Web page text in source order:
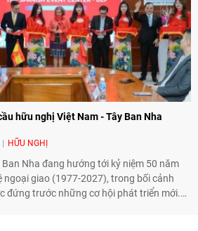
hữu nghị Việt Nam - Tây Ban Nha
HỮU NGHỊ
Ban Nha đang hướng tới kỷ niệm 50 năm
ngoại giao (1977-2027), trong bối cảnh
đứng trước những cơ hội phát triển mới.